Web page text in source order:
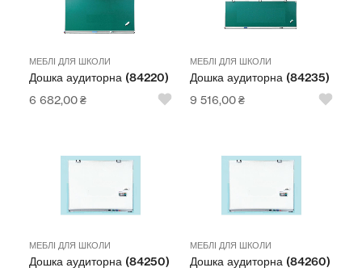
МЕБЛІ ДЛЯ ШКОЛИ
Дошка аудиторна (84220)
6 682,00₴
МЕБЛІ ДЛЯ ШКОЛИ
Дошка аудиторна (84235)
9 516,00₴
МЕБЛІ ДЛЯ ШКОЛИ
Дошка аудиторна (84250)
МЕБЛІ ДЛЯ ШКОЛИ
Дошка аудиторна (84260)